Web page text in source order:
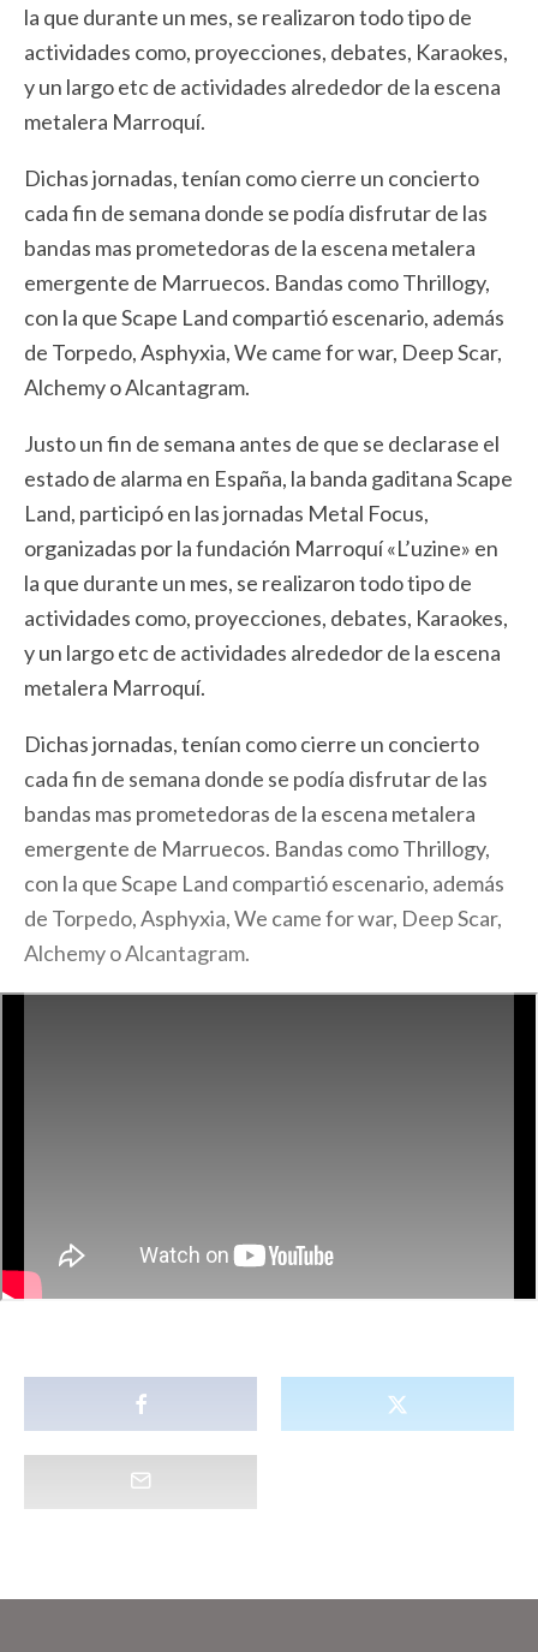
la que durante un mes, se realizaron todo tipo de
actividades como, proyecciones, debates, Karaokes,
y un largo etc de actividades alrededor de la escena
metalera Marroquí.
Dichas jornadas, tenían como cierre un concierto
cada fin de semana donde se podía disfrutar de las
bandas mas prometedoras de la escena metalera
emergente de Marruecos. Bandas como Thrillogy,
con la que Scape Land compartió escenario, además
de Torpedo, Asphyxia, We came for war, Deep Scar,
Alchemy o Alcantagram.
Justo un fin de semana antes de que se declarase el
estado de alarma en España, la banda gaditana Scape
Land, participó en las jornadas Metal Focus,
organizadas por la fundación Marroquí «L’uzine» en
la que durante un mes, se realizaron todo tipo de
actividades como, proyecciones, debates, Karaokes,
y un largo etc de actividades alrededor de la escena
metalera Marroquí.
Dichas jornadas, tenían como cierre un concierto
cada fin de semana donde se podía disfrutar de las
bandas mas prometedoras de la escena metalera
emergente de Marruecos. Bandas como Thrillogy,
con la que Scape Land compartió escenario, además
de Torpedo, Asphyxia, We came for war, Deep Scar,
Alchemy o Alcantagram.